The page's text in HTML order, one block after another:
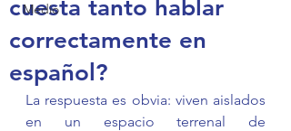
Medio
cuesta tanto hablar
correctamente en
español?
La respuesta es obvia: viven aislados
en un espacio terrenal de